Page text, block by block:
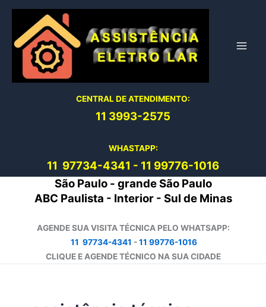
conteúdo
CENTRAL DE ATENDIMENTO:
11 3993-2575
WHASTAPP:
11 97734-4341 - 11 99776-1016
São Paulo - grande São Paulo
ABC Paulista - Interior - Sul de Minas
AGENDE SUA VISITA TÉCNICA PELO WHATSAPP:
11 97734-4341 -11 99776-1016
CLIQUE E AGENDE TÉCNICO NA SUA CIDADE